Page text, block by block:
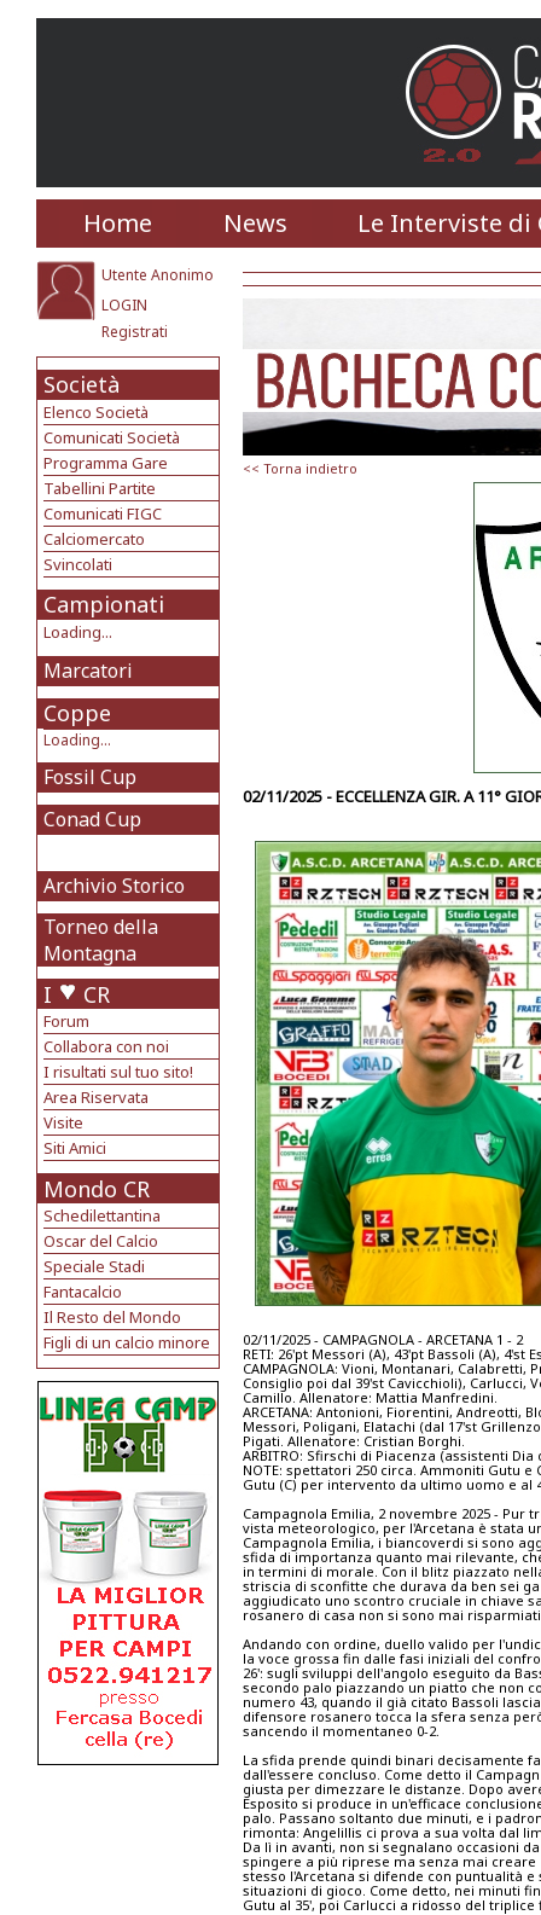
Home News Le Interviste di
Utente Anonimo
LOGIN
Registrati
Società
Elenco Società
Comunicati Società
Programma Gare
Tabellini Partite
Comunicati FIGC
Calciomercato
Svincolati
Campionati
Loading...
Marcatori
Coppe
Loading...
Fossil Cup
Conad Cup
Archivio Storico
Torneo della
Montagna
I CR
Forum
Collabora con noi
I risultati sul tuo sito!
Area Riservata
Visite
Siti Amici
Mondo CR
Schedilettantina
Oscar del Calcio
Speciale Stadi
Fantacalcio
Il Resto del Mondo
Figli di un calcio minore
<< Torna indietro
02/11/2025 - ECCELLENZA GIR. A 11°
02/11/2025 - CAMPAGNOLA - ARCETANA 1 - 2
RETI: 26'pt Messori (A), 43'pt Bassoli (A), 4'st
CAMPAGNOLA: Vioni, Montanari,
Consiglio poi dal 39'st Cavicchioli), Carlucci,
Camillo. Allenatore: Mattia Manfredini.
ARCETANA: Antonioni, Fiorentini, Andreotti,
Messori, Poligani, Elatachi (dal 17'st
Pigati. Allenatore: Cristian Borghi.
ARBITRO: Sfirschi di Piacenza (assistenti
NOTE: spettatori 250 circa. Ammoniti Gutu e
Gutu (C) per intervento da ultimo uomo e al
Campagnola Emilia, 2 novembre 2025 -
vista meteorologico, per l'Arcetana è stata
Campagnola Emilia, i biancoverdi si sono
sfida di importanza quanto mai rilevante,
in termini di morale. Con il blitz piazzato
striscia di sconfitte che durava da ben sei
aggiudicato uno scontro cruciale in chiave
rosanero di casa non si sono mai
Andando con ordine, duello valido per
la voce grossa fin dalle fasi iniziali del
26': sugli sviluppi dell'angolo eseguito da
secondo palo piazzando un piatto che non
numero 43, quando il già citato Bassoli
difensore rosanero tocca la sfera senza
sancendo il momentaneo 0-2.
La sfida prende quindi binari decisamente
dall'essere concluso. Come detto il
giusta per dimezzare le distanze. Dopo
Esposito si produce in un'efficace
palo. Passano soltanto due minuti, e i
rimonta: Angelillis ci prova a sua volta dal
Da lì in avanti, non si segnalano occasioni
spingere a più riprese ma senza mai
stesso l'Arcetana si difende con puntualità
situazioni di gioco. Come detto, nei minuti
Gutu al 35', poi Carlucci a ridosso del triplice